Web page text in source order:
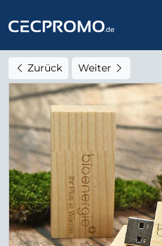
Zurück Weiter